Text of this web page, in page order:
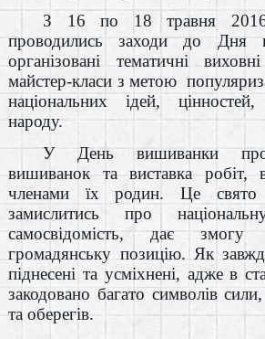
З 16 по 18 травня
проводились заходи до Дня
організовані тематичні
майстер-класи з метою
національних ідей,
народу.
У День вишиванки
вишиванок та виставка
членами їх родин. Це свято
замислитись про
самосвідомість, дає
громадянську позицію. Як
піднесені та усміхнені, адже в
закодовано багато символів
та оберегів.